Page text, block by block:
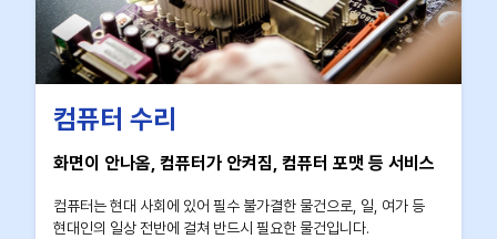
컴퓨터 수리
화면이 안나옴, 컴퓨터가 안켜짐, 컴퓨터 포맷 등 서비스
컴퓨터는 현대 사회에 있어 필수 불가결한 물건으로, 일, 여가 등
현대인의 일상 전반에 걸쳐 반드시 필요한 물건입니다.